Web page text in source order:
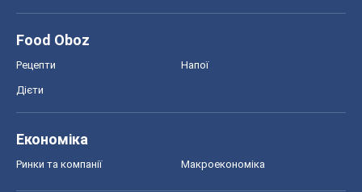
Food Oboz
Рецепти Напої
Дієти
Економіка
Ринки та компанії Макроекономіка